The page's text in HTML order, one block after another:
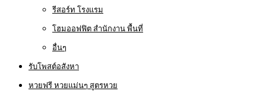
รีสอร์ท โรงแรม
โฮมออฟฟิต สำนักงาน พื้นที่
อื่นๆ
รับโพสต์อสังหา
หวยฟรี หวยแม่นๆ สูตรหวย